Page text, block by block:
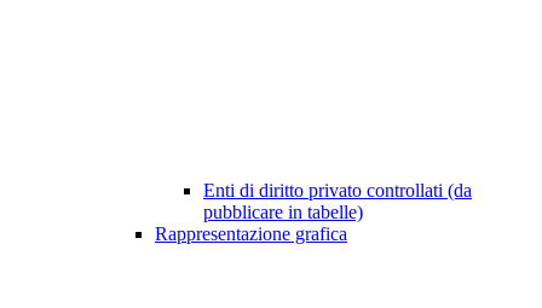
Enti di diritto privato controllati (da
pubblicare in tabelle)
Rappresentazione grafica